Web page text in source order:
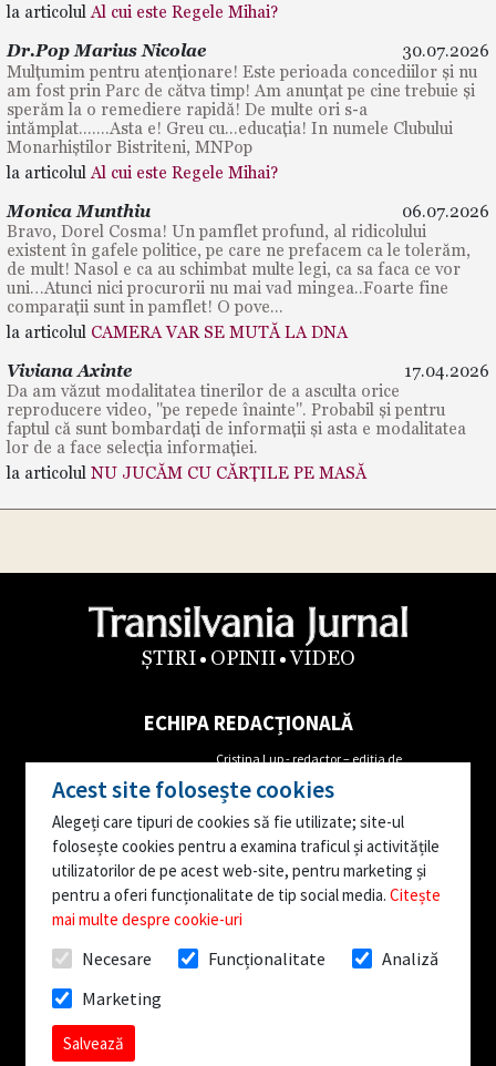
la articolul Al cui este Regele Mihai?
Dr.Pop Marius Nicolae
30.07.2026
Mulțumim pentru atenționare! Este perioada concediilor și nu
am fost prin Parc de cătva timp! Am anunțat pe cine trebuie și
sperăm la o remediere rapidă! De multe ori s-a
intămplat.......Asta e! Greu cu...educația! In numele Clubului
Monarhiștilor Bistriteni, MNPop
la articolul Al cui este Regele Mihai?
Monica Munthiu
06.07.2026
Bravo, Dorel Cosma! Un pamflet profund, al ridicolului
existent în gafele politice, pe care ne prefacem ca le tolerăm,
de mult! Nasol e ca au schimbat multe legi, ca sa faca ce vor
uni…Atunci nici procurorii nu mai vad mingea..Foarte fine
comparații sunt in pamflet! O pove...
la articolul CAMERA VAR SE MUTĂ LA DNA
Viviana Axinte
17.04.2026
Da am văzut modalitatea tinerilor de a asculta orice
reproducere video, "pe repede înainte". Probabil și pentru
faptul că sunt bombardați de informații și asta e modalitatea
lor de a face selecția informației.
la articolul NU JUCĂM CU CĂRȚILE PE MASĂ
ȘTIRI OPINII VIDEO
ECHIPA REDACȚIONALĂ
Tel: 0762655681
Augustin Danci- Director
Editorial
Tel: 0746163842
Cristina Lup - redactor – ediția de
Mircea Iordache- redactor corespondent
Ioana Popa – reporter corespondent
Ana Moruțan- reporter corespondent
Editor video – Vasile Stejerean
redacției: Bistrița, str. Petru Rareș, nr. 7A
Toate drepturile rezervate © TransilvaniaJurnal.ro
Acest site folosește cookies
Alegeți care tipuri de cookies să fie utilizate; site-ul
folosește cookies pentru a examina traficul și activitățile
utilizatorilor de pe acest web-site, pentru marketing și
pentru a oferi funcționalitate de tip social media. Citește
mai multe despre cookie-uri
Necesare Funcționalitate
Analiză
Marketing
Salvează